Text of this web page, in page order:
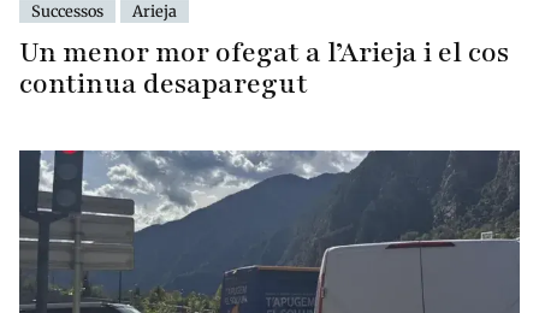
Successos Arieja
Un menor mor ofegat a l’Arieja i el cos
continua desaparegut